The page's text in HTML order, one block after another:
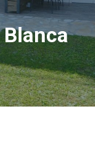
Blanca